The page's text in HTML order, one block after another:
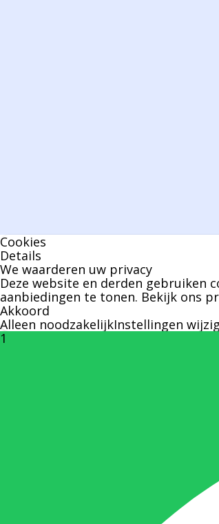
Cookies
Details
We waarderen uw privacy
Deze website en derden gebruiken
aanbiedingen te tonen. Bekijk ons
Akkoord
Alleen noodzakelijkInstellingen
1